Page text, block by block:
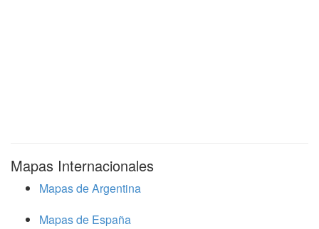
Mapas Internacionales
Mapas de Argentina
Mapas de España